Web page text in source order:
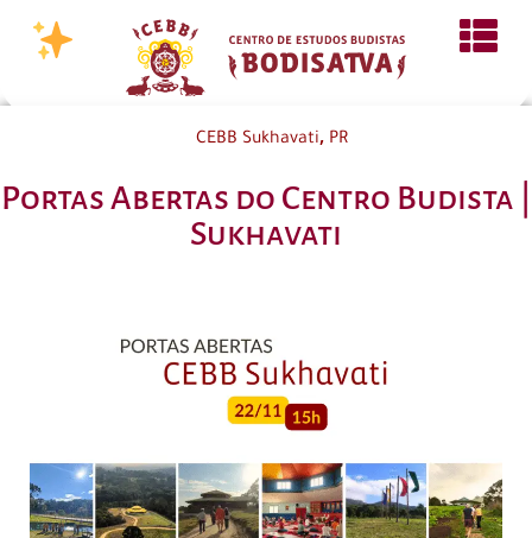
CEBB Sukhavati, PR
Portas Abertas do Centro Budista |
Sukhavati